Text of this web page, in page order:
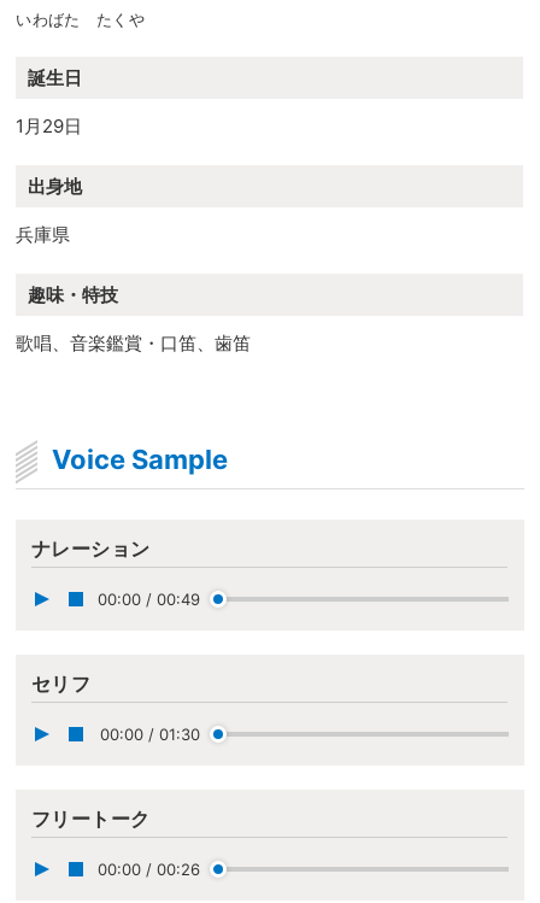
いわばた たくや
誕生日
1月29日
出身地
兵庫県
趣味・特技
歌唱、音楽鑑賞・口笛、歯笛
Voice Sample
ナレーション
00:00 / 00:49
セリフ
00:00 / 01:30
フリートーク
00:00 / 00:26